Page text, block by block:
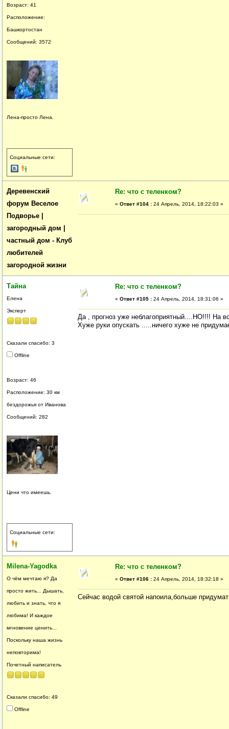
Возраст: 41
Расположение:
Башкортостан
Сообщений: 3572
Лена-просто Лена.
Социальные сети:
Деревенский
форум Веселое
Подворье |
загородный дом |
частный дом - Клуб
любителей
загородной жизни
Re: что с теленком?
« Ответ #104 : 24 Апрель, 2014, 18:22:03 »
Тайна
Елена
Эксперт
Сказали спасибо: 3
Offline
Возраст: 46
Расположение: 30 км
бездорожья от Иванова
Сообщений: 282
Цени что имеешь.
Социальные сети:
Re: что с теленком?
« Ответ #105 : 24 Апрель, 2014, 18:31:06 »
Да , прогноз уже неблагоприятный....НО!!!! На
Хуже руки опускать .....ничего хуже не
Milena-Yagodka
О чём мечтаю я? Да
просто жить... Дышать,
любить и знать, что я
любима! И каждое
мгновение ценить...
Поскольку наша жизнь
неповторима!
Почетный написатель
Сказали спасибо: 49
Offline
Re: что с теленком?
« Ответ #106 : 24 Апрель, 2014, 18:32:18 »
Сейчас водой святой напоила,больше